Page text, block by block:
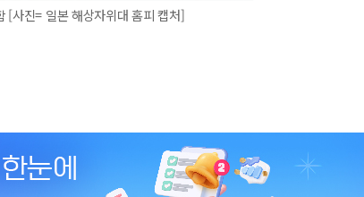
[사진= 일본 해상자위대 홈피 캡처]